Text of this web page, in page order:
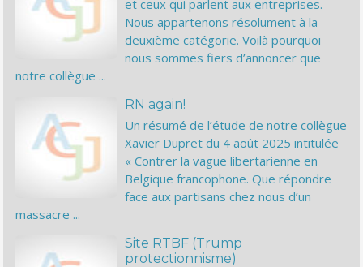
et ceux qui parlent aux entreprises.
Nous appartenons résolument à la
deuxième catégorie. Voilà pourquoi
nous sommes fiers d’annoncer que
notre collègue ...
RN again!
Un résumé de l’étude de notre collègue
Xavier Dupret du 4 août 2025 intitulée
« Contrer la vague libertarienne en
Belgique francophone. Que répondre
face aux partisans chez nous d’un
massacre ...
Site RTBF (Trump
protectionnisme)